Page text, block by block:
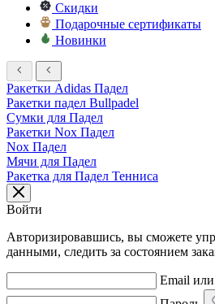
Скидки
Подарочные сертификаты
Новинки
Ракетки Adidas Падел
Ракетки падел Bullpadel
Сумки для Падел
Ракетки Nox Падел
Nox Падел
Мячи для Падел
Ракетка для Падел Тенниса
Войти
Авторизировавшись, вы сможете
данными, следить за состоянием
Email